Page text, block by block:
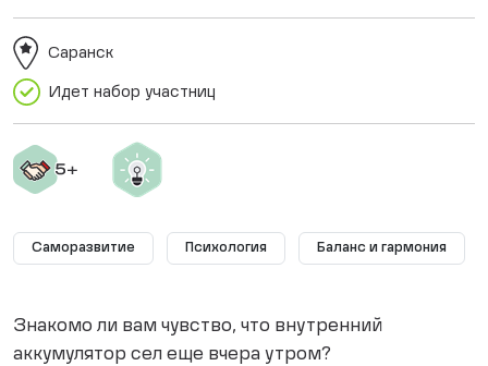
Идет набор участниц
Саранск
Саморазвитие Психология Баланс и гармония
Знакомо ли вам чувство, что внутренний
аккумулятор сел еще вчера утром?